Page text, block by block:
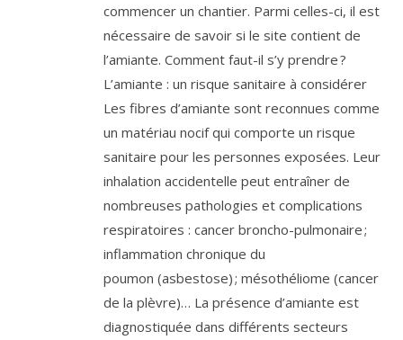
commencer un chantier. Parmi celles-ci, il est
nécessaire de savoir si le site contient de
l’amiante. Comment faut-il s’y prendre ?
L’amiante : un risque sanitaire à considérer
Les fibres d’amiante sont reconnues comme
un matériau nocif qui comporte un risque
sanitaire pour les personnes exposées. Leur
inhalation accidentelle peut entraîner de
nombreuses pathologies et complications
respiratoires : cancer broncho-pulmonaire ;
inflammation chronique du
poumon (asbestose) ; mésothéliome (cancer
de la plèvre)… La présence d’amiante est
diagnostiquée dans différents secteurs